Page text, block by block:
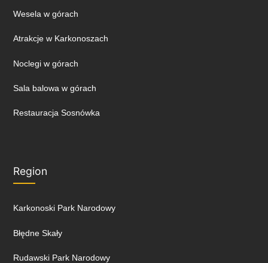
Wesela w górach
Atrakcje w Karkonoszach
Noclegi w górach
Sala balowa w górach
Restauracja Sosnówka
Region
Karkonoski Park Narodowy
Błędne Skały
Rudawski Park Narodowy